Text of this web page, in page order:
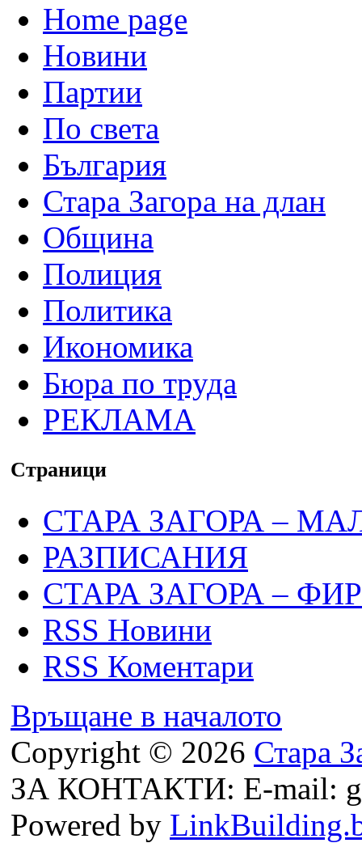
Home page
Новини
Партии
По света
България
Стара Загора на длан
Община
Полиция
Политика
Икономика
Бюра по труда
РЕКЛАМА
Страници
СТАРА ЗАГОРА –
РАЗПИСАНИЯ
СТАРА ЗАГОРА –
RSS Новини
RSS Коментари
Връщане в началото
Copyright © 2026 Стара
ЗА КОНТАКТИ: E-mail:
Powered by